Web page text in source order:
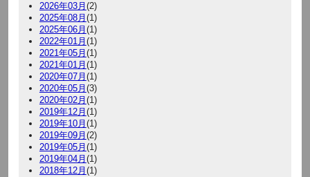
2026年03月 (2)
2025年08月 (1)
2025年06月 (1)
2022年01月 (1)
2021年05月 (1)
2021年01月 (1)
2020年07月 (1)
2020年05月 (3)
2020年02月 (1)
2019年12月 (1)
2019年10月 (1)
2019年09月 (2)
2019年05月 (1)
2019年04月 (1)
2018年12月 (1)